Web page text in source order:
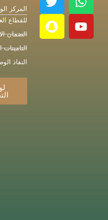
المركز
للقطاع
الضمان
التامينات
النفاذ